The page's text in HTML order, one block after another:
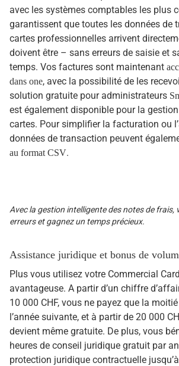
avec les systèmes comptables les plus
garantissent que toutes les données de
cartes professionnelles arrivent
doivent être – sans erreurs de saisie et
temps. Vos factures sont maintenant
dans one, avec la possibilité de les
solution gratuite pour administrateurs
est également disponible pour la
cartes. Pour simplifier la facturation ou
données de transaction peuvent
au format CSV.
Avec la gestion intelligente des notes de frais,
erreurs et gagnez un temps précieux.
Assistance juridique et bonus de
Plus vous utilisez votre Commercial
avantageuse. A partir d’un chiffre
10 000 CHF, vous ne payez que la
l’année suivante, et à partir de 20 000
devient même gratuite. De plus, vous
heures de conseil juridique gratuit par
protection juridique contractuelle